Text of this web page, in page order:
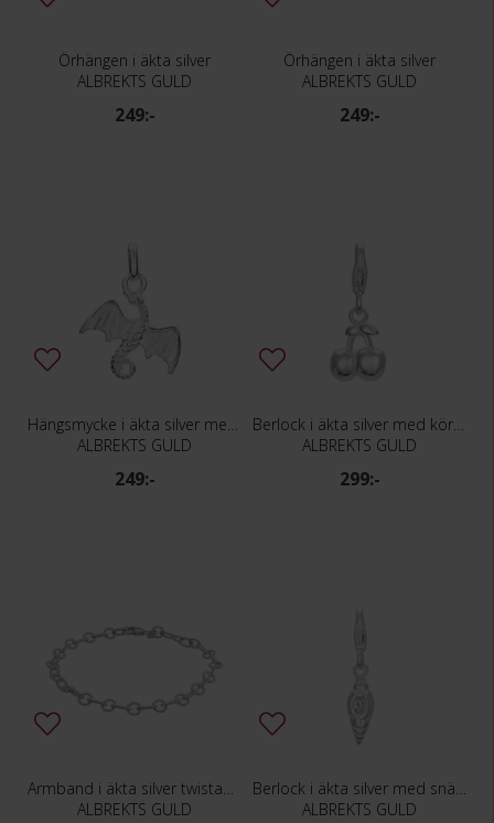
Örhängen i äkta silver
ALBREKTS GULD
249:-
Örhängen i äkta silver
ALBREKTS GULD
249:-
ALBREKTS GULD
249:-
ALBREKTS GULD
299:-
ALBREKTS GULD
ALBREKTS GULD